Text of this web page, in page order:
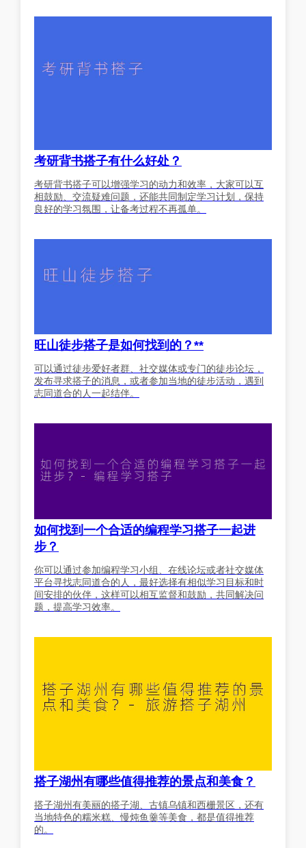
考研背书搭子有什么好处？
考研背书搭子可以增强学习的动力和效率，大家可以互
相鼓励、交流疑难问题，还能共同制定学习计划，保持
良好的学习氛围，让备考过程不再孤单。
旺山徒步搭子是如何找到的？**
可以通过徒步爱好者群、社交媒体或专门的徒步论坛，
发布寻求搭子的消息，或者参加当地的徒步活动，遇到
志同道合的人一起结伴。
如何找到一个合适的编程学习搭子一起进
步？
你可以通过参加编程学习小组、在线论坛或者社交媒体
平台寻找志同道合的人，最好选择有相似学习目标和时
间安排的伙伴，这样可以相互监督和鼓励，共同解决问
题，提高学习效率。
搭子湖州有哪些值得推荐的景点和美食？
搭子湖州有美丽的搭子湖、古镇乌镇和西栅景区，还有
当地特色的糯米糕、慢炖鱼羹等美食，都是值得推荐
的。